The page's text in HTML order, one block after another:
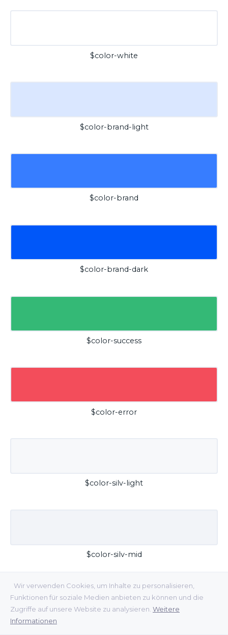
Wir verwenden Cookies, um Inhalte zu personalisieren,
Funktionen für soziale Medien anbieten zu können und die
Zugriffe auf unsere Website zu analysieren. Weitere
Informationen
$color-white
$color-brand-light
$color-brand
$color-brand-dark
$color-success
$color-error
$color-silv-light
$color-silv-mid